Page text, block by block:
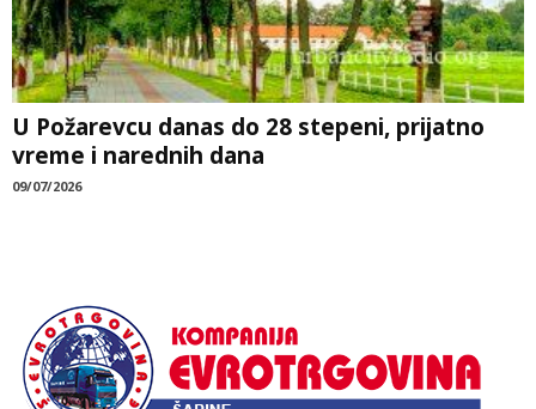
U Požarevcu danas do 28 stepeni, prijatno
vreme i narednih dana
09/07/2026